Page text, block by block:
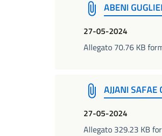
ABENI
27-05-2024
Allegato 70.76 KB
AJJANI SAFAE
27-05-2024
Allegato 329.23 KB